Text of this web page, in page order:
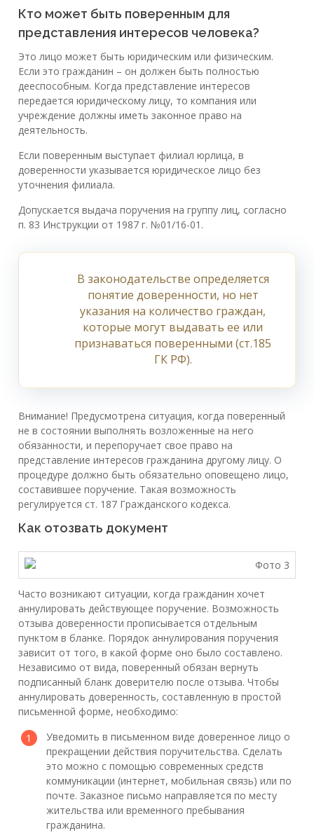
Кто может быть поверенным для
представления интересов человека?
Это лицо может быть юридическим или физическим.
Если это гражданин – он должен быть полностью
дееспособным. Когда представление интересов
передается юридическому лицу, то компания или
учреждение должны иметь законное право на
деятельность.
Если поверенным выступает филиал юрлица, в
доверенности указывается юридическое лицо без
уточнения филиала.
Допускается выдача поручения на группу лиц, согласно
п. 83 Инструкции от 1987 г. №01/16-01.
В законодательстве определяется
понятие доверенности, но нет
указания на количество граждан,
которые могут выдавать ее или
признаваться поверенными (ст.185
ГК РФ).
Внимание! Предусмотрена ситуация, когда поверенный
не в состоянии выполнять возложенные на него
обязанности, и перепоручает свое право на
представление интересов гражданина другому лицу. О
процедуре должно быть обязательно оповещено лицо,
составившее поручение. Такая возможность
регулируется ст. 187 Гражданского кодекса.
Как отозвать документ
Часто возникают ситуации, когда гражданин хочет
аннулировать действующее поручение. Возможность
отзыва доверенности прописывается отдельным
пунктом в бланке. Порядок аннулирования поручения
зависит от того, в какой форме оно было составлено.
Независимо от вида, поверенный обязан вернуть
подписанный бланк доверителю после отзыва. Чтобы
аннулировать доверенность, составленную в простой
письменной форме, необходимо:
Уведомить в письменном виде доверенное лицо о
прекращении действия поручительства. Сделать
это можно с помощью современных средств
коммуникации (интернет, мобильная связь) или по
почте. Заказное письмо направляется по месту
жительства или временного пребывания
гражданина.